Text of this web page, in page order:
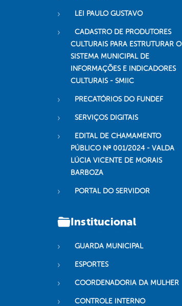
LEI PAULO GUSTAVO
CADASTRO DE PRODUTORES
CULTURAIS PARA ESTRUTURAR O
SISTEMA MUNICIPAL DE
INFORMAÇÕES E INDICADORES
CULTURAIS - SMIIC
PRECATÓRIOS DO FUNDEF
SERVIÇOS DIGITAIS
EDITAL DE CHAMAMENTO
PÚBLICO Nº 001/2024 - VALDA
LÚCIA VICENTE DE MORAIS
BARBOZA
PORTAL DO SERVIDOR
Institucional
GUARDA MUNICIPAL
ESPORTES
COORDENADORIA DA MULHER
CONTROLE INTERNO